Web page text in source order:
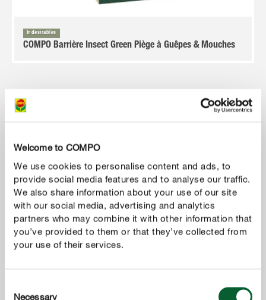
Welcome to COMPO
We use cookies to personalise content and ads, to
provide social media features and to analyse our traffic.
We also share information about your use of our site
with our social media, advertising and analytics
partners who may combine it with other information that
you’ve provided to them or that they’ve collected from
your use of their services.
Necessary
Indésirables
COMPO Barrière Insect Green Piège à Guêpes & Mouches